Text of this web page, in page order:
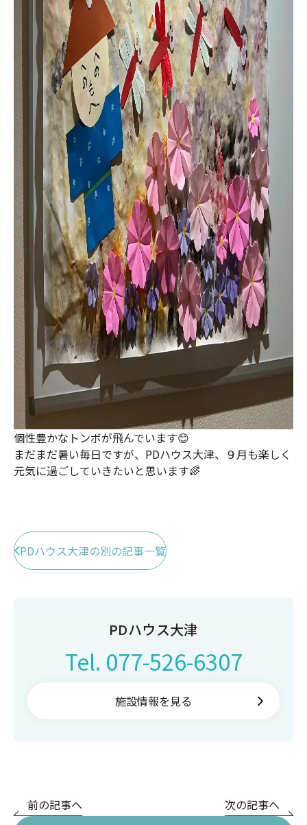
個性豊かなトンボが飛んでいます😊
まだまだ暑い毎日ですが、PDハウス大津、９月も楽しく
元気に過ごしていきたいと思います🌈
PDハウス大津の別の記事一覧
PDハウス大津
Tel. 077-526-6307
施設情報を見る
前の記事へ
次の記事へ